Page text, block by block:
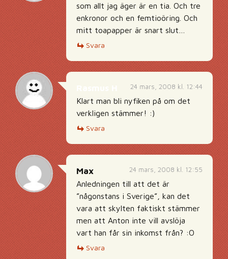
som allt jag äger är en tia. Och tre
enkronor och en femtioöring. Och
mitt toapapper är snart slut…
Svara
24 mars, 2008 kl. 12:44
Klart man bli nyfiken på om det
verkligen stämmer! :)
Svara
24 mars, 2008 kl. 12:55
Max
Anledningen till att det är
”någonstans i Sverige”, kan det
vara att skylten faktiskt stämmer
men att Anton inte vill avslöja
vart han får sin inkomst från? :O
Svara